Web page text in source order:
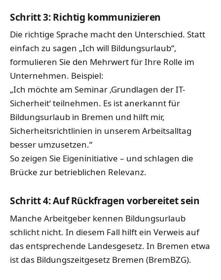
Schritt 3: Richtig kommunizieren
Die richtige Sprache macht den Unterschied. Statt
einfach zu sagen „Ich will Bildungsurlaub“,
formulieren Sie den Mehrwert für Ihre Rolle im
Unternehmen. Beispiel:
„Ich möchte am Seminar ‚Grundlagen der IT-
Sicherheit‘ teilnehmen. Es ist anerkannt für
Bildungsurlaub in Bremen und hilft mir,
Sicherheitsrichtlinien in unserem Arbeitsalltag
besser umzusetzen.“
So zeigen Sie Eigeninitiative – und schlagen die
Brücke zur betrieblichen Relevanz.
Schritt 4: Auf Rückfragen vorbereitet sein
Manche Arbeitgeber kennen Bildungsurlaub
schlicht nicht. In diesem Fall hilft ein Verweis auf
das entsprechende Landesgesetz. In Bremen etwa
ist das Bildungszeitgesetz Bremen (BremBZG).